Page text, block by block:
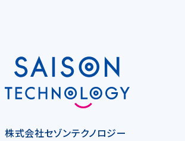
株式会社セゾンテクノロジー